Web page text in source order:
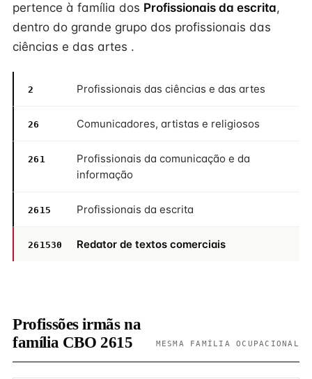
pertence à família dos Profissionais da escrita,
dentro do grande grupo dos profissionais das
ciências e das artes .
2 Profissionais das ciências e das artes
26 Comunicadores, artistas e religiosos
261
Profissionais da comunicação e da
informação
2615 Profissionais da escrita
261530 Redator de textos comerciais
Profissões irmãs na
família CBO 2615
MESMA FAMÍLIA OCUPACIONAL